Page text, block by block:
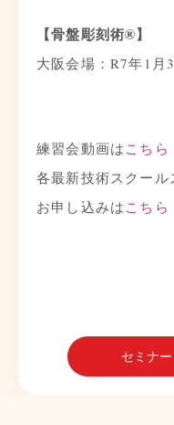
【骨盤彫刻術®】
大阪会場：R7年1
練習会動画は こちら
各最新技術スクール
お申し込みは こちら
セミナ